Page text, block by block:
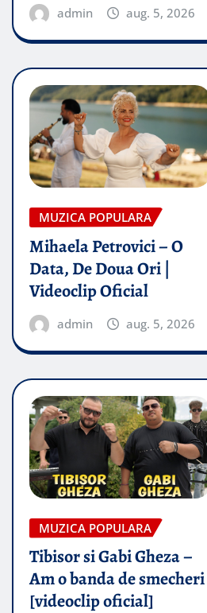
admin aug. 5, 2026
MUZICA POPULARA
Mihaela Petrovici – O
Data, De Doua Ori |
Videoclip Oficial
admin aug. 5, 2026
MUZICA POPULARA
Tibisor si Gabi Gheza –
Am o banda de smecheri
[videoclip oficial]